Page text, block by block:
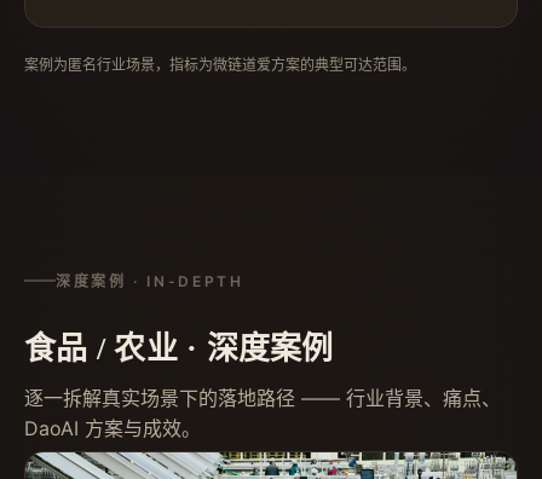
案例为匿名行业场景，指标为微链道爱方案的典型可达范围。
深度案例 · IN-DEPTH
食品 / 农业 · 深度案例
逐一拆解真实场景下的落地路径 —— 行业背景、痛点、
DaoAI 方案与成效。